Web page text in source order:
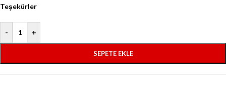
Teşekürler
- +
SEPETE EKLE